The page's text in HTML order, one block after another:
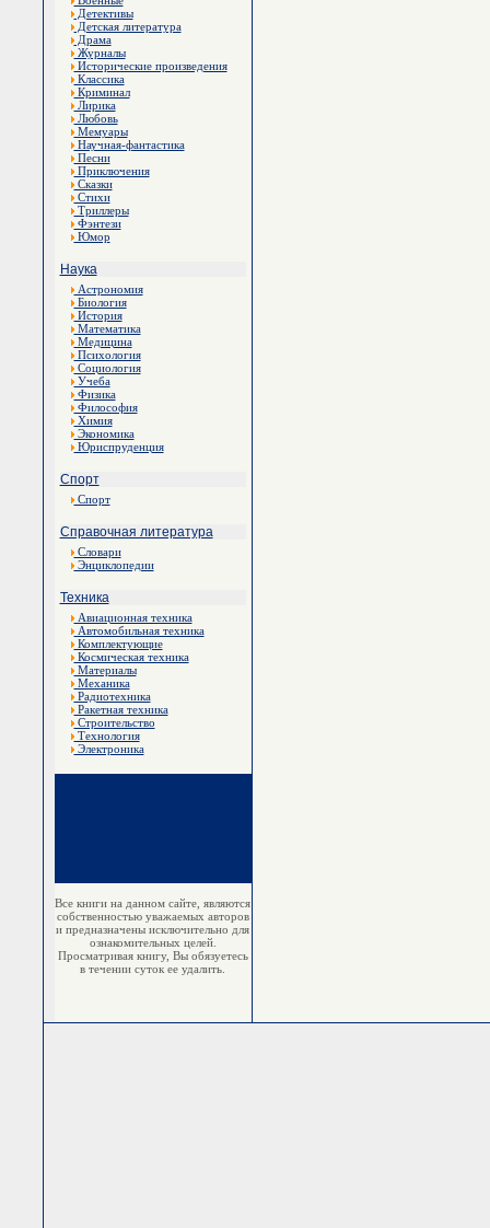
Детективы
Детская литература
Драма
Журналы
Исторические произведения
Классика
Криминал
Лирика
Любовь
Мемуары
Научная-фантастика
Песни
Приключения
Сказки
Стихи
Триллеры
Фэнтези
Юмор
Наука
Астрономия
Биология
История
Математика
Медицина
Психология
Социология
Учеба
Физика
Философия
Химия
Экономика
Юриспруденция
Спорт
Спорт
Справочная литература
Словари
Энциклопедии
Техника
Авиационная техника
Автомобильная техника
Комплектующие
Космическая техника
Материалы
Механика
Радиотехника
Ракетная техника
Строительство
Технология
Электроника
Все книги на данном сайте, являются
собственностью уважаемых авторов
и предназначены исключительно для
ознакомительных целей.
Просматривая книгу, Вы обязуетесь
в течении суток ее удалить.